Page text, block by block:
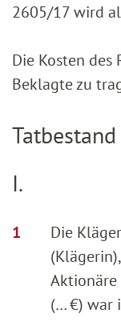
2605/17 wird
Die Kosten des
Beklagte zu
Tatbestand
I.
Die
Aktionäre
(… €) war